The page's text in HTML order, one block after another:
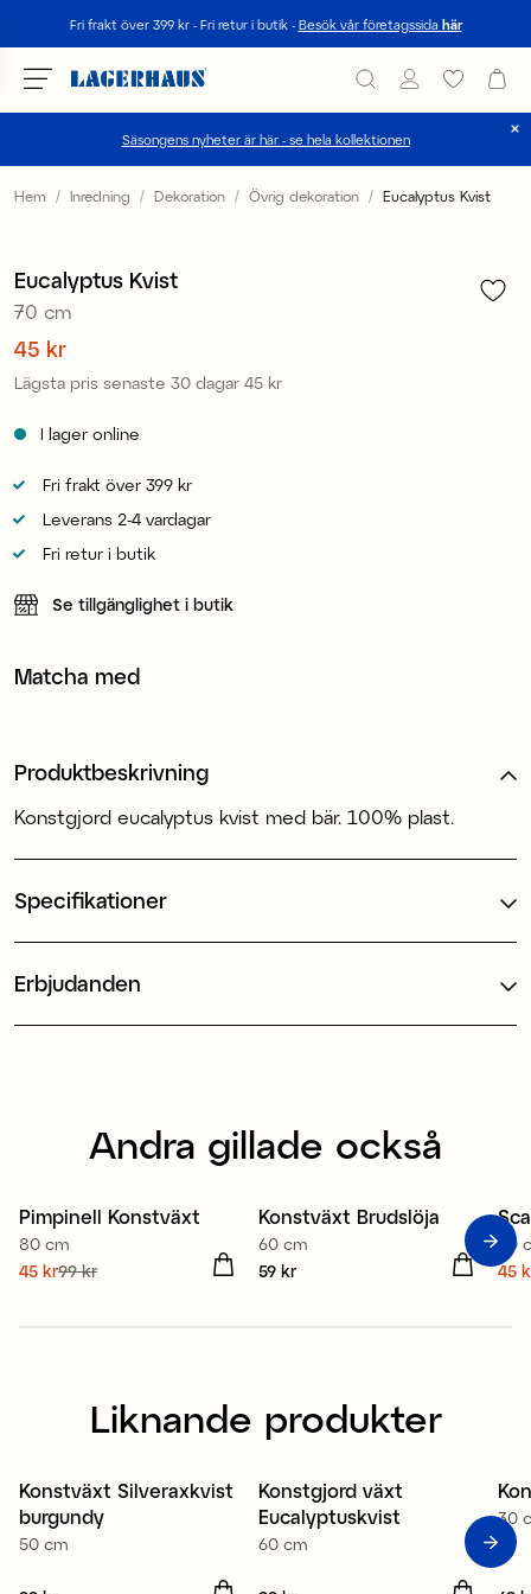
Fri frakt över 399 kr - Fri retur i butik - Besök vår företagssida här
Säsongens nyheter är här - se hela kollektionen
Välj språk / valuta
FI / EUR
SE / SEK
Hem Inredning Dekoration Övrig dekoration Eucalyptus Kvist
Eucalyptus Kvist
70 cm
Pris:45 kr
45 kr
Lägsta pris senaste 30 dagar Pris:
45 kr
I lager online
Fri frakt över 399 kr
Leverans 2-4 vardagar
Fri retur i butik
Se tillgänglighet i butik
Matcha med
Produktbeskrivning
Konstgjord eucalyptus kvist med bär. 100% plast.
Specifikationer
Erbjudanden
Andra gillade också
Sale
Pimpinell Konstväxt
80 cm
Nuvarande pris
45 kr99 kr
Konstväxt Brudslöja
60 cm
Pris:
59 kr
60
45
Liknande produkter
Nyhet
Konstväxt Silveraxkvist
burgundy
50 cm
Konstgjord växt
Eucalyptuskvist
60 cm
30